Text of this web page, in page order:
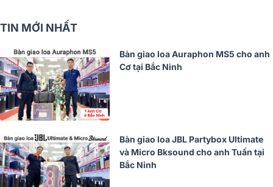
TIN MỚI NHẤT
Bàn giao loa Auraphon MS5 cho anh
Cơ tại Bắc Ninh
Bàn giao loa JBL Partybox Ultimate
và Micro Bksound cho anh Tuấn tại
Bắc Ninh